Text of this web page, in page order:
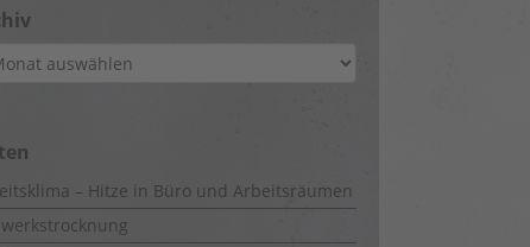
– Hitze in Büro und Arbeitsräumen